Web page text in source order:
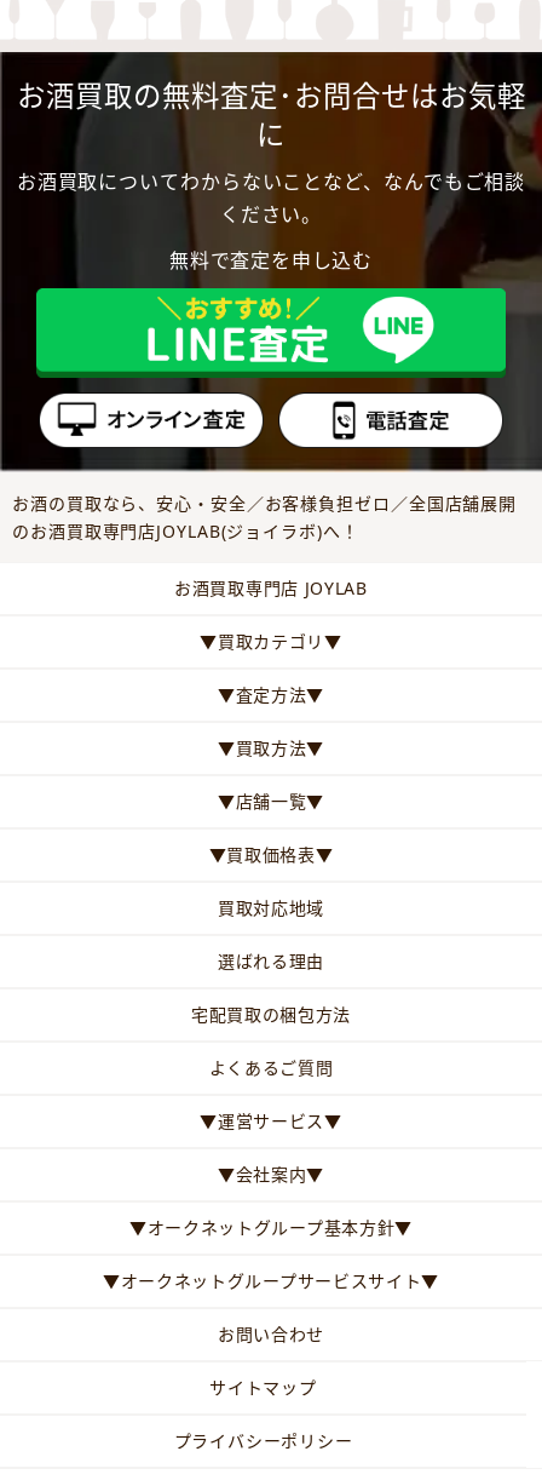
お酒買取の無料査定･お問合せはお気軽
に
お酒買取についてわからないことなど、なんでもご相談
ください。
無料で査定を申し込む
お酒の買取なら、安心・安全／お客様負担ゼロ／全国店舗展開
のお酒買取専門店JOYLAB(ジョイラボ)へ！
お酒買取専門店 JOYLAB
▼買取カテゴリ▼
▼査定方法▼
▼買取方法▼
▼店舗一覧▼
▼買取価格表▼
買取対応地域
選ばれる理由
宅配買取の梱包方法
よくあるご質問
▼運営サービス▼
▼会社案内▼
▼オークネットグループ基本方針▼
▼オークネットグループサービスサイト▼
お問い合わせ
サイトマップ
プライバシーポリシー